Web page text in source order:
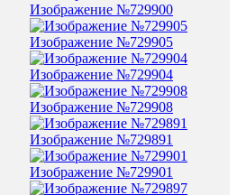
Изображение №729900
Изображение №729905
Изображение №729904
Изображение №729908
Изображение №729891
Изображение №729901